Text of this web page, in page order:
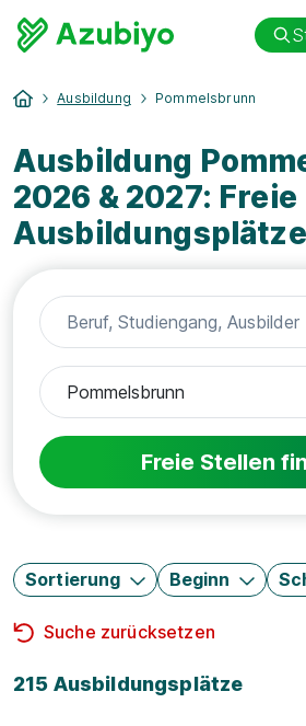
Ausbildung Pommelsbrunn
Ausbildung
2026 & 2027: Freie
Ausbildungsplätze
Freie Stellen
Sortierung Beginn
Suche zurücksetzen
215 Ausbildungsplätze